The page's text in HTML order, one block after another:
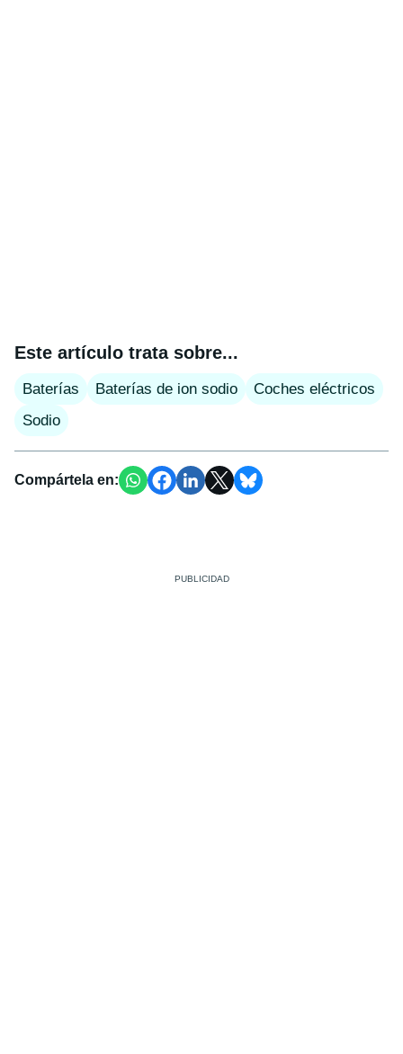
Este artículo trata sobre...
Baterías Baterías de ion sodio
Coches eléctricos
Sodio
Compártela en: